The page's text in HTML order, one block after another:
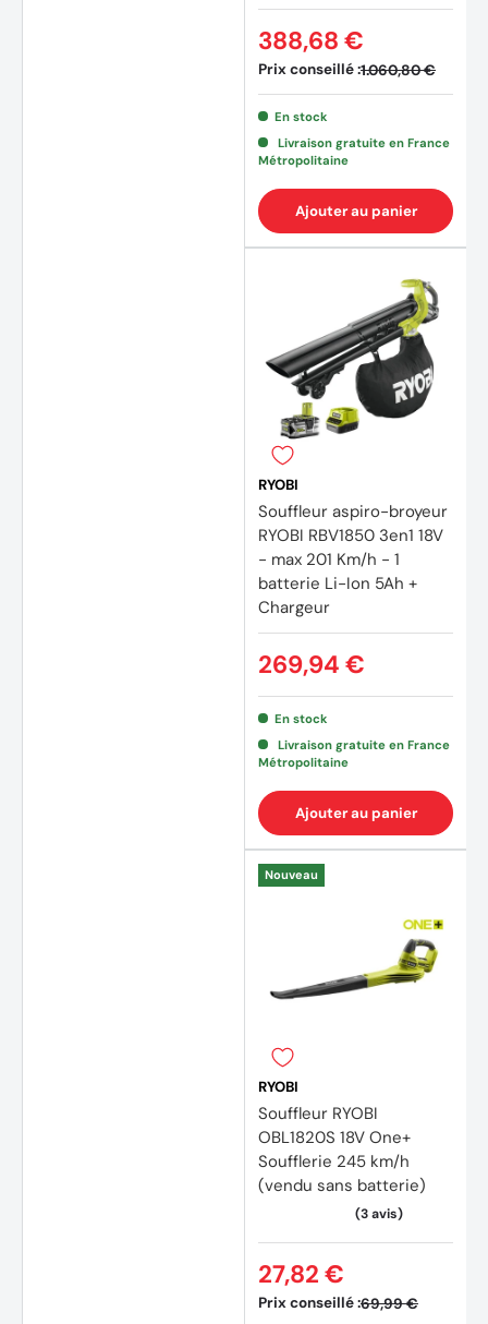
Prix conseillé :1.060,80 €
388,68 €
En stock
Livraison gratuite en France
Métropolitaine
Ajouter au panier
RYOBI
Souffleur aspiro-broyeur
RYOBI RBV1850 3en1 18V
- max 201 Km/h - 1
batterie Li-Ion 5Ah +
Chargeur
269,94 €
En stock
Livraison gratuite en France
Métropolitaine
Ajouter au panier
Nouveau
RYOBI
Souffleur RYOBI
OBL1820S 18V One+
Soufflerie 245 km/h
(vendu sans batterie)
Prix conseillé :69,99 €
27,82 €